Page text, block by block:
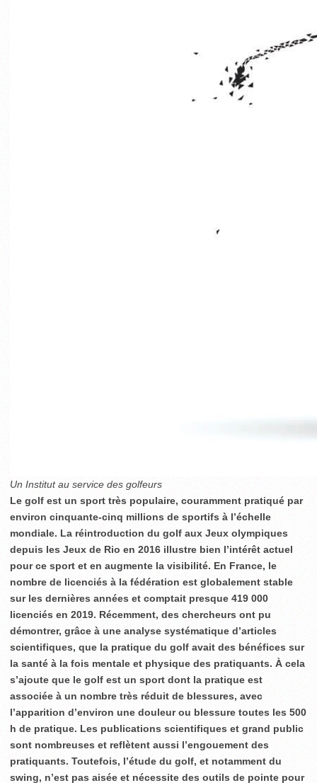
Un Institut au service des golfeurs
Le golf est un sport très populaire, couramment pratiqué par
environ cinquante-cinq millions de sportifs à l’échelle
mondiale. La réintroduction du golf aux Jeux olympiques
depuis les Jeux de Rio en 2016 illustre bien l’intérêt actuel
pour ce sport et en augmente la visibilité. En France, le
nombre de licenciés à la fédération est globalement stable
sur les dernières années et comptait presque 419 000
licenciés en 2019. Récemment, des chercheurs ont pu
démontrer, grâce à une analyse systématique d’articles
scientifiques, que la pratique du golf avait des bénéfices sur
la santé à la fois mentale et physique des pratiquants. À cela
s’ajoute que le golf est un sport dont la pratique est
associée à un nombre très réduit de blessures, avec
l’apparition d’environ une douleur ou blessure toutes les 500
h de pratique. Les publications scientifiques et grand public
sont nombreuses et reflètent aussi l’engouement des
pratiquants. Toutefois, l’étude du golf, et notamment du
swing, n’est pas aisée et nécessite des outils de pointe pour